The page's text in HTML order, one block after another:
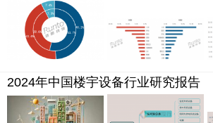
2024年中国楼宇设备行业研究报告